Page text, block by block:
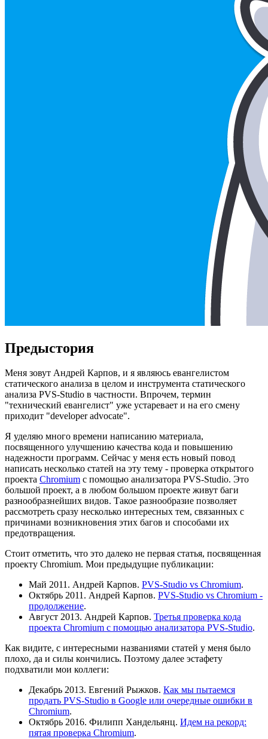
Предыстория
Меня зовут Андрей Карпов, и я являюсь евангелистом
статического анализа в целом и инструмента статического
анализа PVS-Studio в частности. Впрочем, термин
"технический евангелист" уже устаревает и на его смену
приходит "developer advocate".
Я уделяю много времени написанию материала,
посвященного улучшению качества кода и повышению
надежности программ. Сейчас у меня есть новый повод
написать несколько статей на эту тему - проверка открытого
проекта Chromium с помощью анализатора PVS-Studio. Это
большой проект, а в любом большом проекте живут баги
разнообразнейших видов. Такое разнообразие позволяет
рассмотреть сразу несколько интересных тем, связанных с
причинами возникновения этих багов и способами их
предотвращения.
Стоит отметить, что это далеко не первая статья, посвященная
проекту Chromium. Мои предыдущие публикации:
Май 2011. Андрей Карпов. PVS-Studio vs Chromium.
Октябрь 2011. Андрей Карпов. PVS-Studio vs Chromium -
продолжение.
Август 2013. Андрей Карпов. Третья проверка кода
проекта Chromium с помощью анализатора PVS-Studio.
Как видите, с интересными названиями статей у меня было
плохо, да и силы кончились. Поэтому далее эстафету
подхватили мои коллеги:
Декабрь 2013. Евгений Рыжков. Как мы пытаемся
продать PVS-Studio в Google или очередные ошибки в
Chromium.
Октябрь 2016. Филипп Хандельянц. Идем на рекорд:
пятая проверка Chromium.